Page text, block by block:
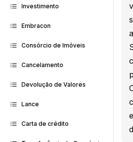
Investimento
Embracon
Consórcio de Imóveis
Cancelamento
Devolução de Valores
Lance
Carta de crédito